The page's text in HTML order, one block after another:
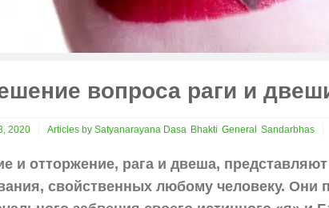
вопроса раги и
2020 Articles by Satyanarayana Dasa Bhakti General Sandarbhas
и отторжение, рага и двеша,
свойственных любому человеку. Они